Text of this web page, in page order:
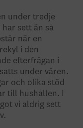
under tredje
sett än så
när en
i den
efterfrågan i
under våren.
och olika stöd
till hushållen. I
vi aldrig sett